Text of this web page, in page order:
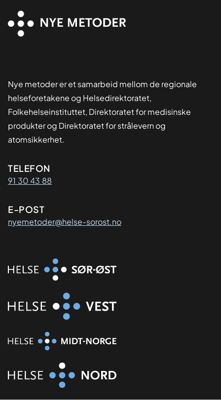
Nye metoder er et samarbeid mellom de regionale
helseforetakene og Helsedirektoratet,
Folkehelseinstituttet, Direktoratet for medisinske
produkter og Direktoratet for strålevern og
atomsikkerhet.
Kontaktinformasjon
TELEFON
91 30 43 88
E-POST
nyemetoder@helse-sorost.no
Organisasjon